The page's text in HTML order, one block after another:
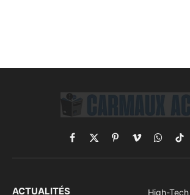
Facebook
X
(Twitter)
PinterestVimeo
ACTUALITÉS
High-Tech